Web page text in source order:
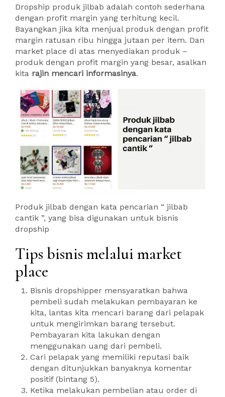
Dropship produk jilbab adalah contoh sederhana
dengan profit margin yang terhitung kecil.
Bayangkan jika kita menjual produk dengan profit
margin ratusan ribu hingga jutaan per item. Dan
market place di atas menyediakan produk –
produk dengan profit margin yang besar, asalkan
kita rajin mencari informasinya.
Produk jilbab dengan kata pencarian “ jilbab
cantik ”, yang bisa digunakan untuk bisnis
dropship
Tips bisnis melalui market
place
Bisnis dropshipper mensyaratkan bahwa
pembeli sudah melakukan pembayaran ke
kita, lantas kita mencari barang dari pelapak
untuk mengirimkan barang tersebut.
Pembayaran kita lakukan dengan
menggunakan uang dari pembeli.
Cari pelapak yang memiliki reputasi baik
dengan ditunjukkan banyaknya komentar
positif (bintang 5).
Ketika melakukan pembelian atau order di